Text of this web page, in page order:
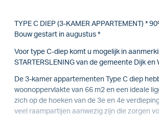
TYPE C DIEP (3-KAMER APPARTEMENT) *
Bouw gestart in augustus *
Voor type C-diep komt u mogelijk in
STARTERSLENING van de gemeente Dijk en
De 3-kamer appartementen Type C diep
woonoppervlakte van 66 m2 en een ideale
zich op de hoeken van de 3e en 4e
veel raampartijen aanwezig zijn die zorgen